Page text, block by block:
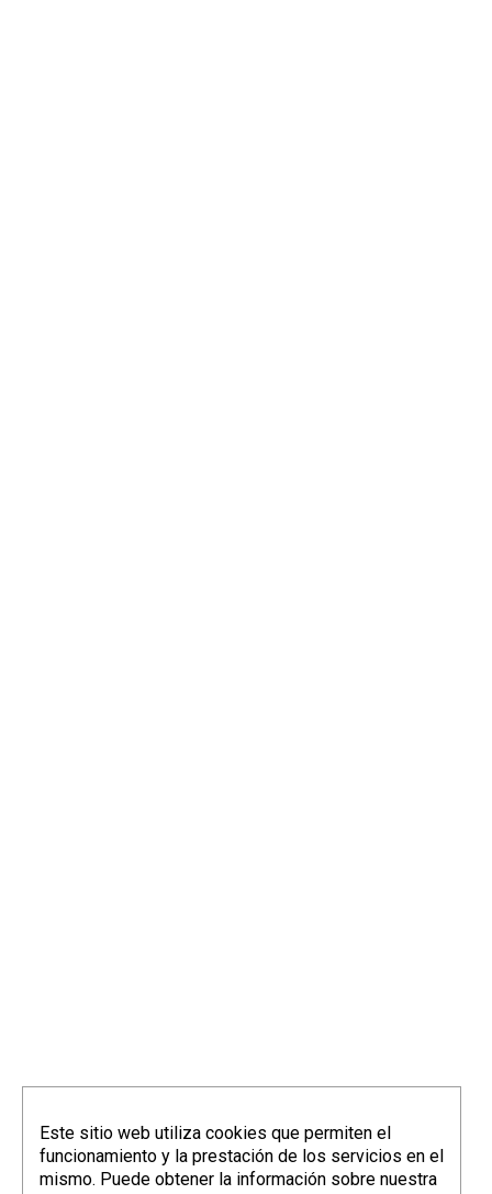
Este sitio web utiliza cookies que permiten el
funcionamiento y la prestación de los servicios en el
mismo. Puede obtener la información sobre nuestra